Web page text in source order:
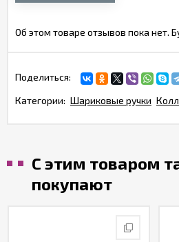
Об этом товаре отзывов пока нет.
Поделиться:
Категории: Шариковые ручки
С этим товаром
покупают